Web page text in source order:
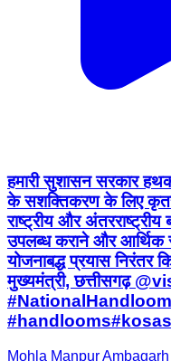
हमारी सुशासन सरकार
के सशक्तिकरण के लिए
राष्ट्रीय और
उपलब्ध कराने और आर्थिक
योजनाबद्ध प्रयास निरंतर
मुख्यमंत्री, छत्तीसगढ़
Mohla Manpur